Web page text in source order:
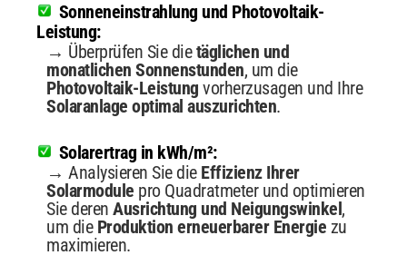
Sonneneinstrahlung und Photovoltaik-
Leistung:
→ Überprüfen Sie dietäglichen und
monatlichen Sonnenstunden, um die
Photovoltaik-Leistung vorherzusagen und Ihre
Solaranlage optimal auszurichten.
Solarertrag in kWh/m²:
→ Analysieren Sie die Effizienz Ihrer
Solarmodule pro Quadratmeter und optimieren
Sie deren Ausrichtung und Neigungswinkel,
um die Produktion erneuerbarer Energie zu
maximieren.